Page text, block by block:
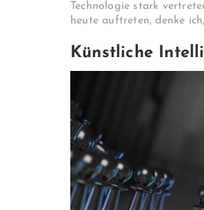
Technologie stark
heute auftreten, denke
Künstliche